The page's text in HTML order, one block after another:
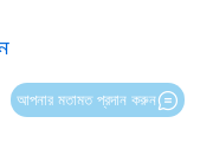
আপনার মতামত প্রদান করুন